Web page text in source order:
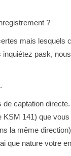
?
mais lesquels
pask,
captation
141) que
la même
que nature votre